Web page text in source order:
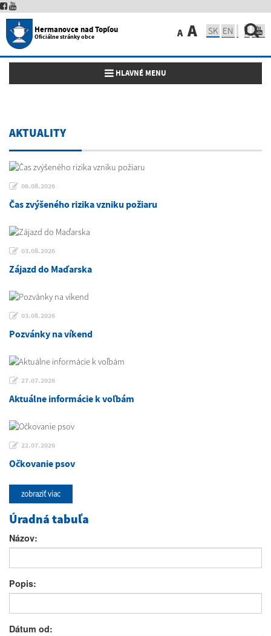
Hermanovce nad Topľou
Oficiálne stránky obce A A SK EN
Toggle navigation
HLAVNÉ MENU
AKTUALITY
06.08.2026
Čas zvýšeného rizika vzniku požiaru
03.08.2026
Zájazd do Maďarska
03.08.2026
Pozvánky na víkend
27.07.2026
Aktuálne informácie k voľbám
22.07.2026
Očkovanie psov
zobraziť viac
Úradná tabuľa
Názov:
Popis:
Dátum od: